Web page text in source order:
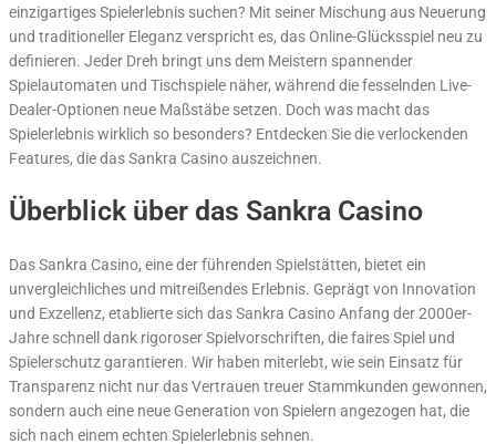
einzigartiges Spielerlebnis suchen? Mit seiner Mischung aus Neuerung
und traditioneller Eleganz verspricht es, das Online-Glücksspiel neu zu
definieren. Jeder Dreh bringt uns dem Meistern spannender
Spielautomaten und Tischspiele näher, während die fesselnden Live-
Dealer-Optionen neue Maßstäbe setzen. Doch was macht das
Spielerlebnis wirklich so besonders? Entdecken Sie die verlockenden
Features, die das Sankra Casino auszeichnen.
Überblick über das Sankra Casino
Das Sankra Casino, eine der führenden Spielstätten, bietet ein
unvergleichliches und mitreißendes Erlebnis. Geprägt von Innovation
und Exzellenz, etablierte sich das Sankra Casino Anfang der 2000er-
Jahre schnell dank rigoroser Spielvorschriften, die faires Spiel und
Spielerschutz garantieren. Wir haben miterlebt, wie sein Einsatz für
Transparenz nicht nur das Vertrauen treuer Stammkunden gewonnen,
sondern auch eine neue Generation von Spielern angezogen hat, die
sich nach einem echten Spielerlebnis sehnen.